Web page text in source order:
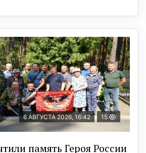
6 АВГУСТА 2026, 16:42 15
память Героя России